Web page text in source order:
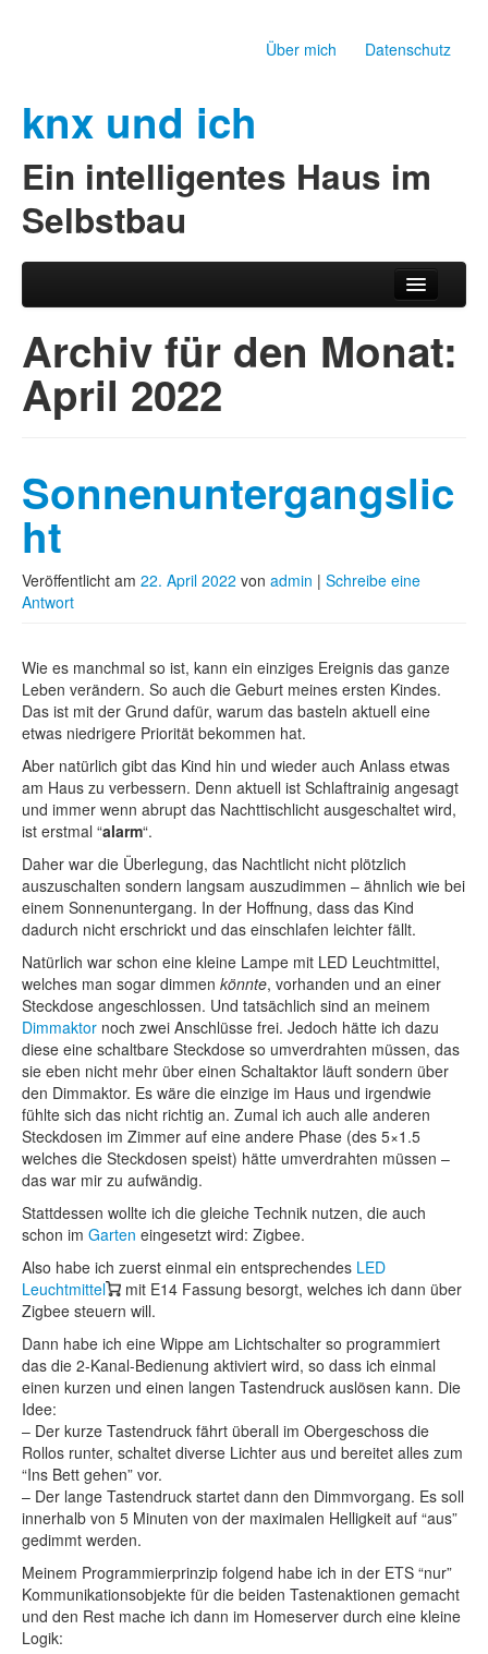
Über mich Datenschutz
knx und ich
Ein intelligentes Haus im
Selbstbau
Hauptmenü
Archiv für den Monat:
April 2022
Sonnenuntergangslic
ht
Veröffentlicht am 22. April 2022 von admin | Schreibe eine
Antwort
Wie es manchmal so ist, kann ein einziges Ereignis das ganze
Leben verändern. So auch die Geburt meines ersten Kindes.
Das ist mit der Grund dafür, warum das basteln aktuell eine
etwas niedrigere Priorität bekommen hat.
Aber natürlich gibt das Kind hin und wieder auch Anlass etwas
am Haus zu verbessern. Denn aktuell ist Schlaftrainig angesagt
und immer wenn abrupt das Nachttischlicht ausgeschaltet wird,
ist erstmal “alarm“.
Daher war die Überlegung, das Nachtlicht nicht plötzlich
auszuschalten sondern langsam auszudimmen – ähnlich wie bei
einem Sonnenuntergang. In der Hoffnung, dass das Kind
dadurch nicht erschrickt und das einschlafen leichter fällt.
Natürlich war schon eine kleine Lampe mit LED Leuchtmittel,
welches man sogar dimmen könnte, vorhanden und an einer
Steckdose angeschlossen. Und tatsächlich sind an meinem
Dimmaktor noch zwei Anschlüsse frei. Jedoch hätte ich dazu
diese eine schaltbare Steckdose so umverdrahten müssen, das
sie eben nicht mehr über einen Schaltaktor läuft sondern über
den Dimmaktor. Es wäre die einzige im Haus und irgendwie
fühlte sich das nicht richtig an. Zumal ich auch alle anderen
Steckdosen im Zimmer auf eine andere Phase (des 5×1.5
welches die Steckdosen speist) hätte umverdrahten müssen –
das war mir zu aufwändig.
Stattdessen wollte ich die gleiche Technik nutzen, die auch
schon im Garten eingesetzt wird: Zigbee.
Also habe ich zuerst einmal ein entsprechendes LED
Leuchtmittel
mit E14 Fassung besorgt, welches ich dann über
Zigbee steuern will.
Dann habe ich eine Wippe am Lichtschalter so programmiert
das die 2-Kanal-Bedienung aktiviert wird, so dass ich einmal
einen kurzen und einen langen Tastendruck auslösen kann. Die
Idee:
– Der kurze Tastendruck fährt überall im Obergeschoss die
Rollos runter, schaltet diverse Lichter aus und bereitet alles zum
“Ins Bett gehen” vor.
– Der lange Tastendruck startet dann den Dimmvorgang. Es soll
innerhalb von 5 Minuten von der maximalen Helligkeit auf “aus”
gedimmt werden.
Meinem Programmierprinzip folgend habe ich in der ETS “nur”
Kommunikationsobjekte für die beiden Tastenaktionen gemacht
und den Rest mache ich dann im Homeserver durch eine kleine
Logik: